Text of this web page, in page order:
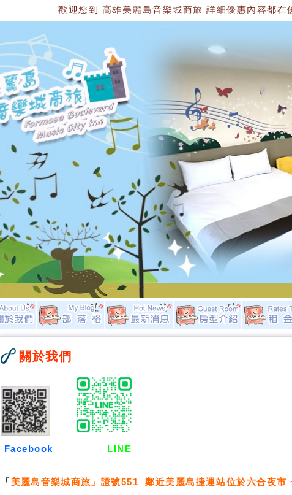
歡迎您到 高雄美麗島音樂城商旅 詳細優惠內容都在
關於我們
Facebook LINE
「 美麗島音樂城商旅 」證號551 鄰近美麗島捷運站位於六合夜市